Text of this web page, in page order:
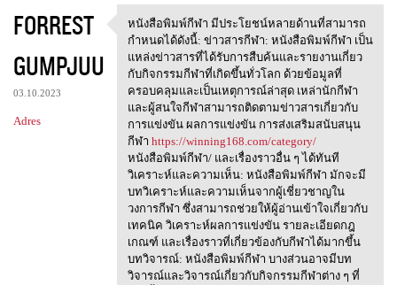
K
o
m
e
n
FORREST
GUMPJUU
03.10.2023
Adres
หนังสือพิมพ์กีฬา
หนังสือพิมพ์กีฬา มีประโยชน์หลายด้านที่สามารถ
กำหนดได้ดังนี้: ข่าวสารกีฬา: หนังสือพิมพ์กีฬา เป็น
แหล่งข่าวสารที่ได้รับการสืบค้นและรายงานเกี่ยว
กับกิจกรรมกีฬาที่เกิดขึ้นทั่วโลก ด้วยข้อมูลที่
ครอบคลุมและเป็นเหตุการณ์ล่าสุด เหล่านักกีฬา
และผู้สนใจกีฬาสามารถติดตามข่าวสารเกี่ยวกับ
การแข่งขัน ผลการแข่งขัน การส่งเสริมสนับสนุน
กีฬา https://winning168.com/category/
หนังสือพิมพ์กีฬา/ และเรื่องราวอื่น ๆ ได้ทันที
วิเคราะห์และความเห็น: หนังสือพิมพ์กีฬา มักจะมี
บทวิเคราะห์และความเห็นจากผู้เชี่ยวชาญใน
วงการกีฬา ซึ่งสามารถช่วยให้ผู้อ่านเข้าใจเกี่ยวกับ
เทคนิค วิเคราะห์ผลการแข่งขัน รายละเอียดกฎ
เกณฑ์ และเรื่องราวที่เกี่ยวข้องกับกีฬาได้มากขึ้น
บทวิจารณ์: หนังสือพิมพ์กีฬา บางส่วนอาจมีบท
วิจารณ์และวิจารณ์เกี่ยวกับกิจกรรมกีฬาต่าง ๆ ที่